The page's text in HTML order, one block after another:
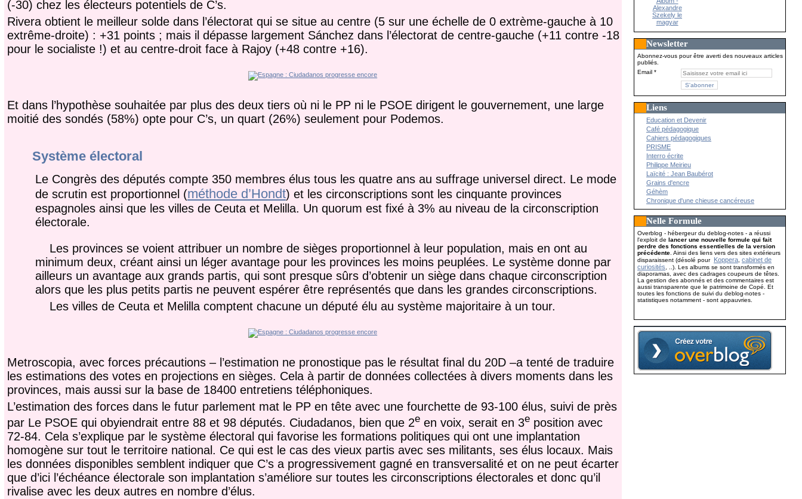
(-30) chez les électeurs potentiels de C’s.
Rivera obtient le meilleur solde dans l’électorat qui se situe au centre (5 sur une échelle de 0 extrème-gauche à 10
extrême-droite) : +31 points ; mais il dépasse largement Sánchez dans l’électorat de centre-gauche (+11 contre -18
pour le socialiste !) et au centre-droit face à Rajoy (+48 contre +16).
Et dans l’hypothèse souhaitée par plus des deux tiers où ni le PP ni le PSOE dirigent le gouvernement, une large
moitié des sondés (58%) opte pour C’s, un quart (26%) seulement pour Podemos.
Système électoral
Le Congrès des députés compte 350 membres élus tous les quatre ans au suffrage universel direct. Le mode
de scrutin est proportionnel (méthode d’Hondt) et les circonscriptions sont les cinquante provinces
espagnoles ainsi que les villes de Ceuta et Melilla. Un quorum est fixé à 3% au niveau de la circonscription
électorale.
Les provinces se voient attribuer un nombre de sièges proportionnel à leur population, mais en ont au
minimum deux, créant ainsi un léger avantage pour les provinces les moins peuplées. Le système donne par
ailleurs un avantage aux grands partis, qui sont presque sûrs d’obtenir un siège dans chaque circonscription
alors que les plus petits partis ne peuvent espérer être représentés que dans les grandes circonscriptions.
Les villes de Ceuta et Melilla comptent chacune un député élu au système majoritaire à un tour.
Metroscopia, avec forces précautions – l’estimation ne pronostique pas le résultat final du 20D –a tenté de traduire
les estimations des votes en projections en sièges. Cela à partir de données collectées à divers moments dans les
provinces, mais aussi sur la base de 18400 entretiens téléphoniques.
L’estimation des forces dans le futur parlement mat le PP en tête avec une fourchette de 93-100 élus, suivi de près
par Le PSOE qui obyiendrait entre 88 et 98 députés. Ciudadanos, bien que 2een voix, serait en 3eposition avec
72-84. Cela s’explique par le système électoral qui favorise les formations politiques qui ont une implantation
homogène sur tout le territoire national. Ce qui est le cas des vieux partis avec ses militants, ses élus locaux. Mais
les données disponibles semblent indiquer que C’s a progressivement gagné en transversalité et on ne peut écarter
que d’ici l’échéance électorale son implantation s’améliore sur toutes les circonscriptions électorales et donc qu’il
rivalise avec les deux autres en nombre d’élus.
Alexandre
Szekely le
magyar
Newsletter
Abonnez-vous pour être averti des nouveaux articles
publiés.
Email
Liens
Education et Devenir
Café pédagogique
Cahiers pédagogiques
PRISME
Interro écrite
Philippe Meirieu
Laïcité : Jean Baubérot
Grains d'encre
Géhèm
Chronique d'une chieuse cancéreuse
Nelle Formule
Overblog - hébergeur du deblog-notes - a réussi
l'exploit delancer une nouvelle formule qui fait
perdre des fonctions essentielles de la version
précédente . Ainsi des liens vers des sites extérieurs
disparaissent (désolé pour Koppera ,cabinet de
curiosités , ..). Les albums se sont transformés en
diaporamas, avec des cadrages coupeurs de têtes.
La gestion des abonnés et des commentaires est
aussi transparente que le patrimoine de Copé. Et
toutes les fonctions de suivi du deblog-notes -
statistiques notamment - sont appauvries.